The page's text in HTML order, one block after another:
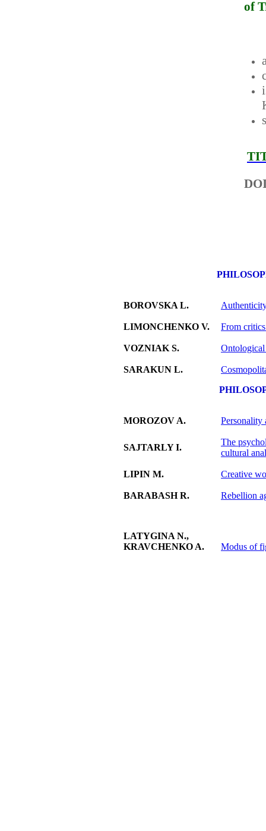
of
BOROVSKA L.
LIMONCHENKO V. From
VOZNIAK S.
SARAKUN L.
MOROZOV A. Personality
SAJTARLY I.
The
cultural
LIPIN M. Creative
BARABASH R. Rebellion
LATYGINA N.,
KRAVCHENKO A.
Modus of